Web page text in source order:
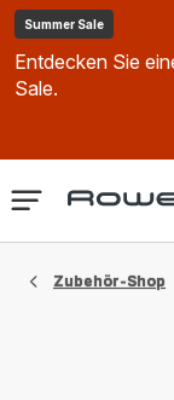
Summer Sale
Entdecken Sie
Sale.
Das
Zubehör-Shop